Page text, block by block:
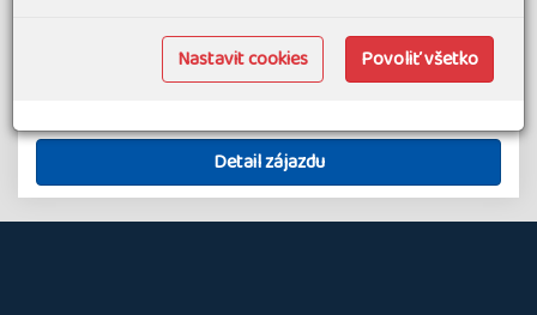
17.09.26 od1 728 €
Detail zájazdu
Nastavit cookies Povoliť všetko